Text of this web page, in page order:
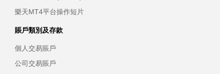
樂天MT4平台操作短片
賬戶類別及存款
個人交易賬戶
公司交易賬戶